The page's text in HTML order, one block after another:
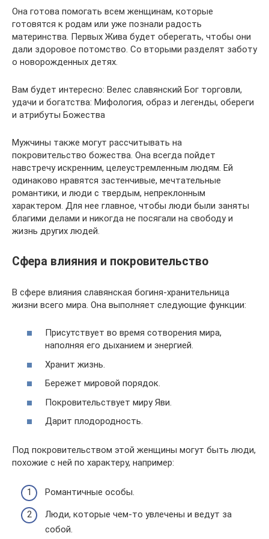
Она готова помогать всем женщинам, которые
готовятся к родам или уже познали радость
материнства. Первых Жива будет оберегать, чтобы они
дали здоровое потомство. Со вторыми разделят заботу
о новорожденных детях.
Вам будет интересно: Велес славянский Бог торговли,
удачи и богатства: Мифология, образ и легенды, обереги
и атрибуты Божества
Мужчины также могут рассчитывать на
покровительство божества. Она всегда пойдет
навстречу искренним, целеустремленным людям. Ей
одинаково нравятся застенчивые, мечтательные
романтики, и люди с твердым, непреклонным
характером. Для нее главное, чтобы люди были заняты
благими делами и никогда не посягали на свободу и
жизнь других людей.
Сфера влияния и покровительство
В сфере влияния славянская богиня-хранительница
жизни всего мира. Она выполняет следующие функции:
Присутствует во время сотворения мира,
наполняя его дыханием и энергией.
Хранит жизнь.
Бережет мировой порядок.
Покровительствует миру Яви.
Дарит плодородность.
Под покровительством этой женщины могут быть люди,
похожие с ней по характеру, например:
Романтичные особы.
Люди, которые чем-то увлечены и ведут за
собой.